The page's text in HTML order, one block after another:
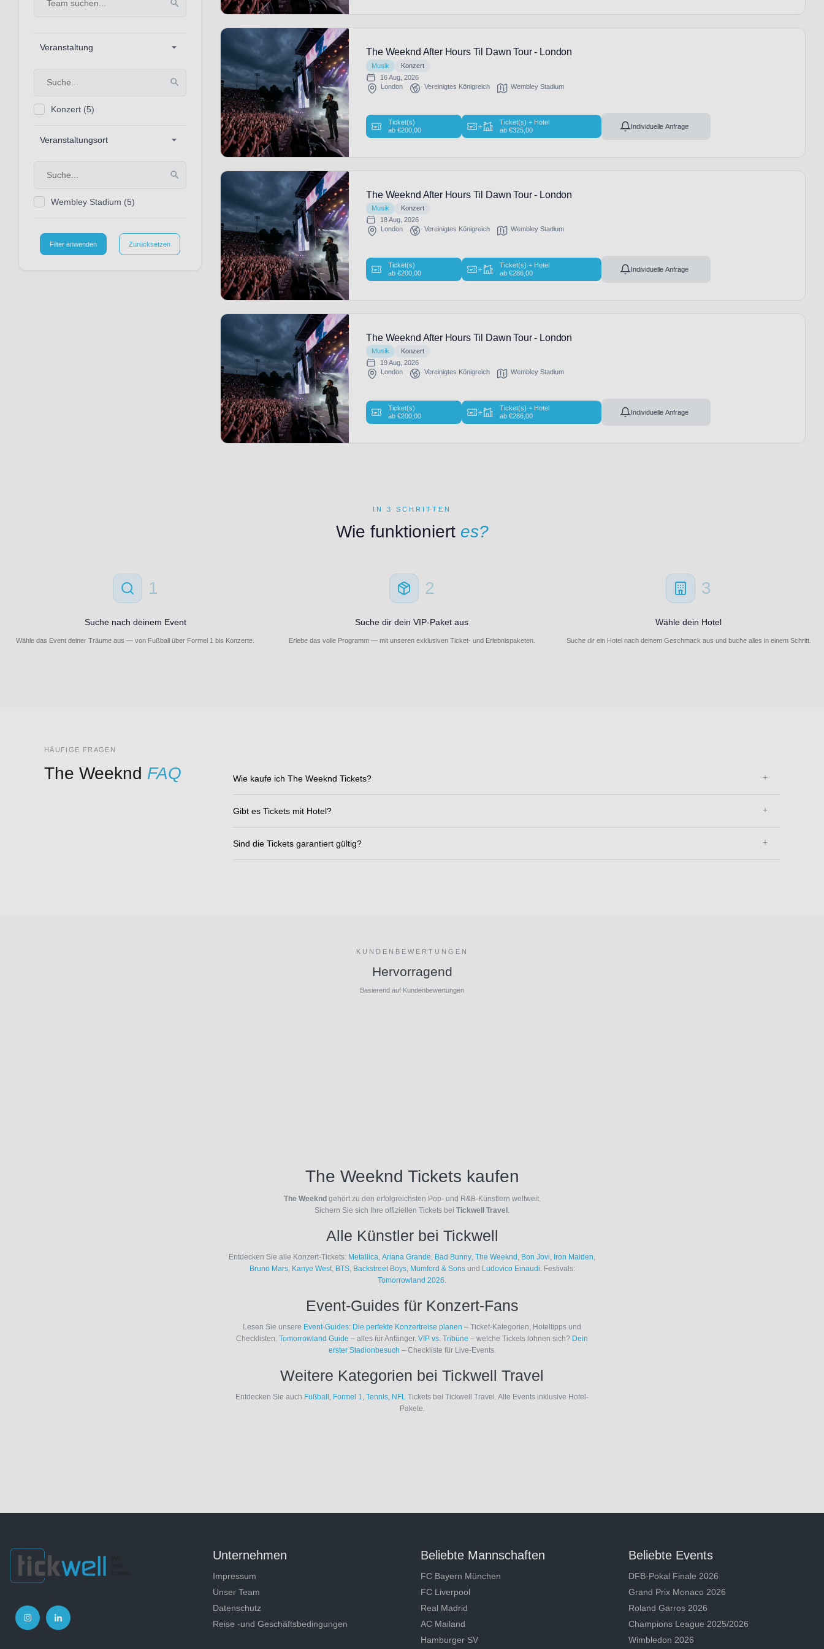
Veranstaltung
Konzert (5)
Veranstaltungsort
Wembley Stadium (5)
Filter anwenden Zurücksetzen
The Weeknd After Hours Til Dawn Tour - London
Musik
Konzert
16 Aug, 2026
London
Vereinigtes Königreich Wembley Stadium
Ticket(s)
ab€200,00 +
Ticket(s) + Hotel
ab€325,00 Individuelle Anfrage
The Weeknd After Hours Til Dawn Tour - London
Musik
Konzert
18 Aug, 2026
London
Vereinigtes Königreich Wembley Stadium
Ticket(s)
ab€200,00 +
Ticket(s) + Hotel
ab€286,00 Individuelle Anfrage
The Weeknd After Hours Til Dawn Tour - London
Musik
Konzert
19 Aug, 2026
London
Vereinigtes Königreich Wembley Stadium
Ticket(s)
ab€200,00 +
Ticket(s) + Hotel
ab€286,00 Individuelle Anfrage
IN 3 SCHRITTEN
Wie funktioniert es?
1
Suche nach deinem Event
Wähle das Event deiner Träume aus — von Fußball über Formel 1 bis Konzerte.
2
Suche dir dein VIP-Paket aus
Erlebe das volle Programm — mit unseren exklusiven Ticket- und Erlebnispaketen.
3
Wähle dein Hotel
Suche dir ein Hotel nach deinem Geschmack aus und buche alles in einem Schritt.
HÄUFIGE FRAGEN
The Weeknd FAQ Wie kaufe ich The Weeknd Tickets?
Gibt es Tickets mit Hotel?
Sind die Tickets garantiert gültig?
KUNDENBEWERTUNGEN
Hervorragend
Basierend auf Kundenbewertungen
The Weeknd Tickets kaufen
The Weekndgehört zu den erfolgreichsten Pop- und R&B-Künstlern weltweit.
Sichern Sie sich Ihre offiziellen Tickets bei Tickwell Travel
Alle Künstler bei Tickwell
Entdecken Sie alle Konzert-Tickets: Metallica Ariana Grande Bad Bunny The Weeknd Bon Jovi Iron Maiden
Bruno Mars, Kanye West, BTS, Backstreet Boys, Mumford & Sonsund Ludovico Einaudi . Festivals:
Tomorrowland 2026
Event-Guides für Konzert-Fans
Lesen Sie unsere Event-Guides: Die perfekte Konzertreise planen – Ticket-Kategorien, Hoteltipps und
Checklisten. Tomorrowland Guide – alles für Anfänger. VIP vs. Tribüne – welche Tickets lohnen sich? Dein
erster Stadionbesuch – Checkliste für Live-Events.
Weitere Kategorien bei Tickwell Travel
Entdecken Sie auch Fußball Formel 1 Tennis NFL Tickets bei Tickwell Travel. Alle Events inklusive Hotel-
Pakete.
Unternehmen
Impressum
Unser Team
Datenschutz
Reise -und Geschäftsbedingungen
Beliebte Mannschaften
FC Bayern München
FC Liverpool
Real Madrid
AC Mailand
Hamburger SV
Beliebte Events
DFB-Pokal Finale 2026
Grand Prix Monaco 2026
Roland Garros 2026
Champions League 2025/2026
Wimbledon 2026